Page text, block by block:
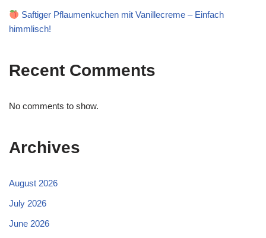
Saftiger Pflaumenkuchen mit Vanillecreme – Einfach
himmlisch!
Recent Comments
No comments to show.
Archives
August 2026
July 2026
June 2026